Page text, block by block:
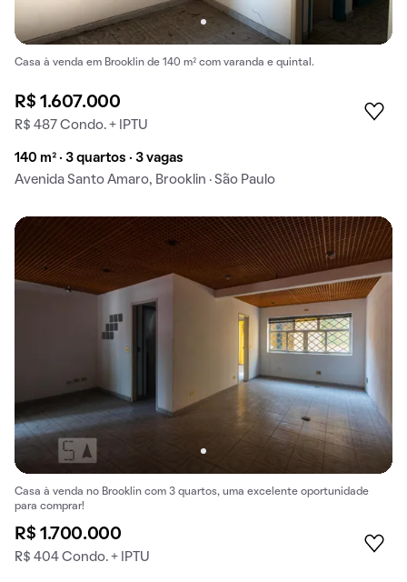
Casa à venda em Brooklin de 140 m² com varanda e quintal.
R$ 1.607.000
R$ 487 Condo. + IPTU
140 m² · 3 quartos · 3 vagas
Avenida Santo Amaro, Brooklin · São Paulo
Casa à venda no Brooklin com 3 quartos, uma excelente oportunidade
para comprar!
R$ 1.700.000
R$ 404 Condo. + IPTU